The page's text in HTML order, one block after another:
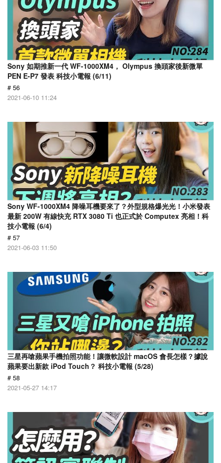
Sony 如期推新一代 WF-1000XM4， Olympus 換頭家後新微單
PEN E-P7 發表 科技小電報 (6/11)
# 56
2021-06-10 11:24
Sony WF-1000XM4 降噪耳機要來了？外型規格爆光光！小米發表
最新 200W 有線快充 RTX 3080 Ti 也正式於 Computex 亮相！科
技小電報 (6/4)
# 57
2021-06-03 11:50
三星再嗆蘋果手機拍照功能！讓微軟設計 macOS 會長怎樣？據說
蘋果要出新款 iPod Touch？ 科技小電報 (5/28)
# 58
2021-05-27 14:17